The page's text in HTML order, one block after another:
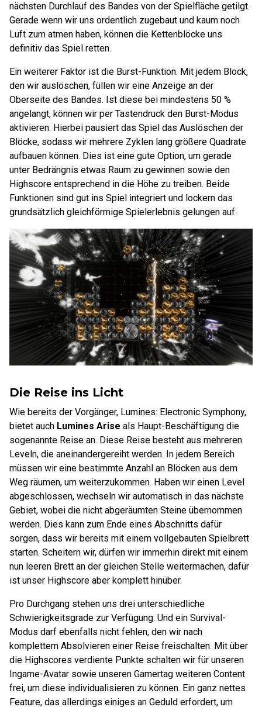
nächsten Durchlauf des Bandes von der Spielfläche getilgt.
Gerade wenn wir uns ordentlich zugebaut und kaum noch
Luft zum atmen haben, können die Kettenblöcke uns
definitiv das Spiel retten.
Ein weiterer Faktor ist die Burst-Funktion. Mit jedem Block,
den wir auslöschen, füllen wir eine Anzeige an der
Oberseite des Bandes. Ist diese bei mindestens 50 %
angelangt, können wir per Tastendruck den Burst-Modus
aktivieren. Hierbei pausiert das Spiel das Auslöschen der
Blöcke, sodass wir mehrere Zyklen lang größere Quadrate
aufbauen können. Dies ist eine gute Option, um gerade
unter Bedrängnis etwas Raum zu gewinnen sowie den
Highscore entsprechend in die Höhe zu treiben. Beide
Funktionen sind gut ins Spiel integriert und lockern das
grundsätzlich gleichförmige Spielerlebnis gelungen auf.
Die Reise ins Licht
Wie bereits der Vorgänger, Lumines: Electronic Symphony,
bietet auch Lumines Arise als Haupt-Beschäftigung die
sogenannte Reise an. Diese Reise besteht aus mehreren
Leveln, die aneinandergereiht werden. In jedem Bereich
müssen wir eine bestimmte Anzahl an Blöcken aus dem
Weg räumen, um weiterzukommen. Haben wir einen Level
abgeschlossen, wechseln wir automatisch in das nächste
Gebiet, wobei die nicht abgeräumten Steine übernommen
werden. Dies kann zum Ende eines Abschnitts dafür
sorgen, dass wir bereits mit einem vollgebauten Spielbrett
starten. Scheitern wir, dürfen wir immerhin direkt mit einem
nun leeren Brett an der gleichen Stelle weitermachen, dafür
ist unser Highscore aber komplett hinüber.
Pro Durchgang stehen uns drei unterschiedliche
Schwierigkeitsgrade zur Verfügung. Und ein Survival-
Modus darf ebenfalls nicht fehlen, den wir nach
komplettem Absolvieren einer Reise freischalten. Mit über
die Highscores verdiente Punkte schalten wir für unseren
Ingame-Avatar sowie unseren Gamertag weiteren Content
frei, um diese individualisieren zu können. Ein ganz nettes
Feature, das allerdings einiges an Geduld erfordert, um